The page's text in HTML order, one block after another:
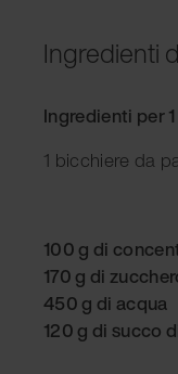
Ingredienti
Ingredienti per
1 bicchiere da
100 g di
170 g di
450 g di acqua
120 g di succo